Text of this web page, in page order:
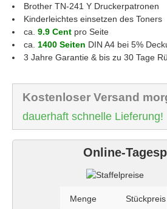
Brother TN-241 Y Druckerpatronen
Kinderleichtes einsetzen des Toners
ca. 9.9 Cent pro Seite
ca. 1400 Seiten DIN A4 bei 5%
3 Jahre Garantie & bis zu 30 Tage
Kostenloser Versand
dauerhaft schnelle Lieferung!
Online-
Staffelpreise
Menge Stückpreis